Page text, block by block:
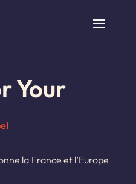
Your
la France et l’Europe